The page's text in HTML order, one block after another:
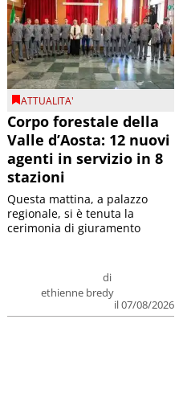
ATTUALITA'
Corpo forestale della
Valle d’Aosta: 12 nuovi
agenti in servizio in 8
stazioni
di
ethienne bredy
il 07/08/2026
Questa mattina, a palazzo
regionale, si è tenuta la
cerimonia di giuramento